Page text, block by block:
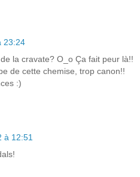
23:24
la cravate? O_o Ça fait peur là!!
de cette chemise, trop canon!!
:)
à 12:51